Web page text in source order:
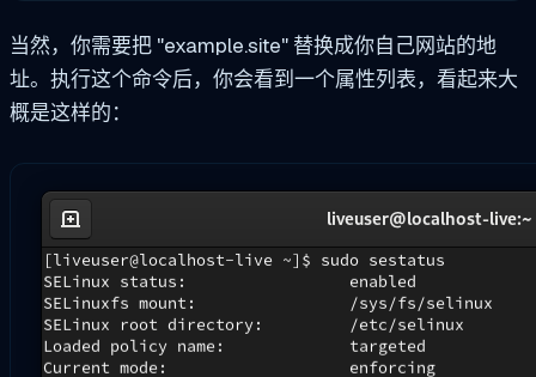
当然，你需要把 "example.site" 替换成你自己网站的地
址。执行这个命令后，你会看到一个属性列表，看起来大
概是这样的：